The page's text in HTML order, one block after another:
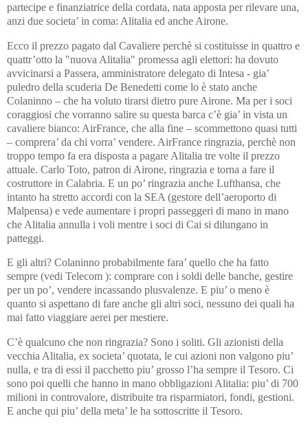
partecipe e finanziatrice della cordata, nata apposta per rilevare una,
anzi due societa’ in coma: Alitalia ed anche Airone.
Ecco il prezzo pagato dal Cavaliere perchè si costituisse in quattro e
quattr’otto la "nuova Alitalia" promessa agli elettori: ha dovuto
avvicinarsi a Passera, amministratore delegato di Intesa - gia’
puledro della scuderia De Benedetti come lo è stato anche
Colaninno – che ha voluto tirarsi dietro pure Airone. Ma per i soci
coraggiosi che vorranno salire su questa barca c’è gia’ in vista un
cavaliere bianco: AirFrance, che alla fine – scommettono quasi tutti
– comprera’ da chi vorra’ vendere. AirFrance ringrazia, perchè non
troppo tempo fa era disposta a pagare Alitalia tre volte il prezzo
attuale. Carlo Toto, patron di Airone, ringrazia e torna a fare il
costruttore in Calabria. E un po’ ringrazia anche Lufthansa, che
intanto ha stretto accordi con la SEA (gestore dell’aeroporto di
Malpensa) e vede aumentare i propri passeggeri di mano in mano
che Alitalia annulla i voli mentre i soci di Cai si dilungano in
patteggi.
E gli altri? Colaninno probabilmente fara’ quello che ha fatto
sempre (vedi Telecom ): comprare con i soldi delle banche, gestire
per un po’, vendere incassando plusvalenze. E piu’ o meno è
quanto si aspettano di fare anche gli altri soci, nessuno dei quali ha
mai fatto viaggiare aerei per mestiere.
C’è qualcuno che non ringrazia? Sono i soliti. Gli azionisti della
vecchia Alitalia, ex societa’ quotata, le cui azioni non valgono piu’
nulla, e tra di essi il pacchetto piu’ grosso l’ha sempre il Tesoro. Ci
sono poi quelli che hanno in mano obbligazioni Alitalia: piu’ di 700
milioni in controvalore, distribuite tra risparmiatori, fondi, gestioni.
E anche qui piu’ della meta’ le ha sottoscritte il Tesoro.